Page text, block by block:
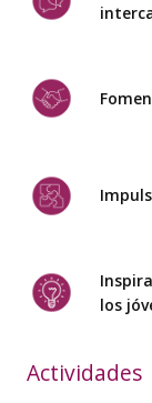
los
Actividades